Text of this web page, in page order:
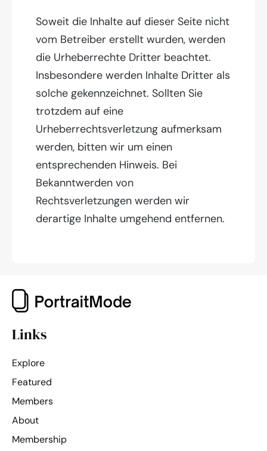
Soweit die Inhalte auf dieser Seite nicht
vom Betreiber erstellt wurden, werden
die Urheberrechte Dritter beachtet.
Insbesondere werden Inhalte Dritter als
solche gekennzeichnet. Sollten Sie
trotzdem auf eine
Urheberrechtsverletzung aufmerksam
werden, bitten wir um einen
entsprechenden Hinweis. Bei
Bekanntwerden von
Rechtsverletzungen werden wir
derartige Inhalte umgehend entfernen.
Links
Explore
Featured
Members
About
Membership